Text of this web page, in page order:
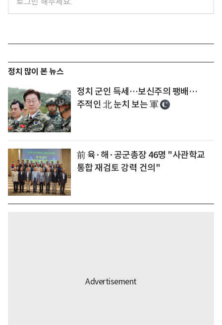
정치 많이 본 뉴스
정치 군인 득세…보신주의 팽배…
주적인 北 눈치 보는 軍
前 육·해·공군총장 46명 "사관학교
통합 재검토 강력 건의"